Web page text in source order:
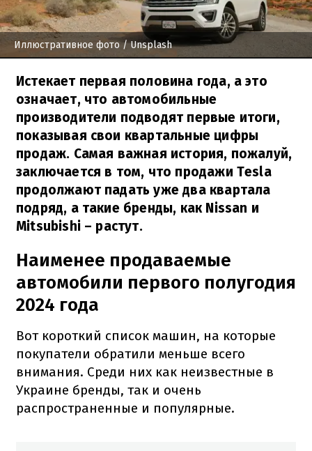
Иллюстративное фото/ Unsplash
Истекает первая половина года, а это
означает, что автомобильные
производители подводят первые итоги,
показывая свои квартальные цифры
продаж. Самая важная история, пожалуй,
заключается в том, что продажи Tesla
продолжают падать уже два квартала
подряд, а такие бренды, как Nissan и
Mitsubishi – растут.
Наименее продаваемые
автомобили первого полугодия
2024 года
Вот короткий список машин, на которые
покупатели обратили меньше всего
внимания. Среди них как неизвестные в
Украине бренды, так и очень
распространенные и популярные.